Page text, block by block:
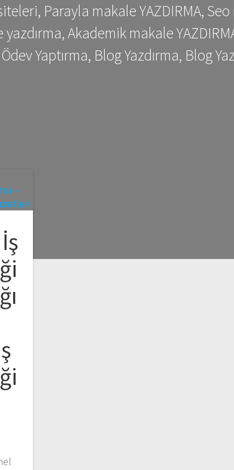
Parayla makale YAZDIRMA,
Akademik makale
Yaptırma, Blog Yazdırma, Blog